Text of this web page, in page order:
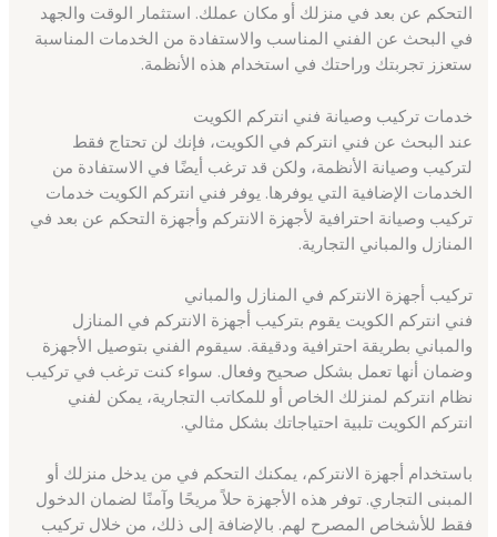
التحكم عن بعد في منزلك أو مكان عملك. استثمار الوقت والجهد
في البحث عن الفني المناسب والاستفادة من الخدمات المناسبة
ستعزز تجربتك وراحتك في استخدام هذه الأنظمة.
خدمات تركيب وصيانة فني انتركم الكويت
عند البحث عن فني انتركم في الكويت، فإنك لن تحتاج فقط
لتركيب وصيانة الأنظمة، ولكن قد ترغب أيضًا في الاستفادة من
الخدمات الإضافية التي يوفرها. يوفر فني انتركم الكويت خدمات
تركيب وصيانة احترافية لأجهزة الانتركم وأجهزة التحكم عن بعد في
المنازل والمباني التجارية.
تركيب أجهزة الانتركم في المنازل والمباني
فني انتركم الكويت يقوم بتركيب أجهزة الانتركم في المنازل
والمباني بطريقة احترافية ودقيقة. سيقوم الفني بتوصيل الأجهزة
وضمان أنها تعمل بشكل صحيح وفعال. سواء كنت ترغب في تركيب
نظام انتركم لمنزلك الخاص أو للمكاتب التجارية، يمكن لفني
انتركم الكويت تلبية احتياجاتك بشكل مثالي.
باستخدام أجهزة الانتركم، يمكنك التحكم في من يدخل منزلك أو
المبنى التجاري. توفر هذه الأجهزة حلاً مريحًا وآمنًا لضمان الدخول
فقط للأشخاص المصرح لهم. بالإضافة إلى ذلك، من خلال تركيب